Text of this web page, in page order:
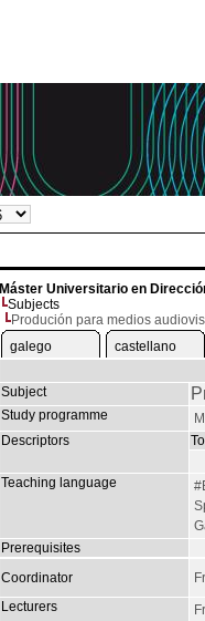
Máster Universitario en
Subjects
Produción para medios
galego
castellano
Subject
Study programme
Descriptors
Teaching language
Prerequisites
Coordinator
Lecturers